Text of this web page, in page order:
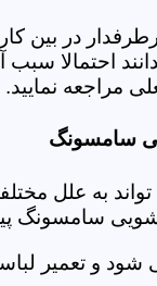
در بین
احتمالا
مراجعه نمایید.
سامسونگ
به علل
سامسونگ
و تعمیر